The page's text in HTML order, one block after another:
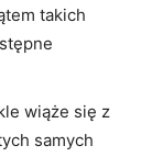
takich
wiąże się z
samych